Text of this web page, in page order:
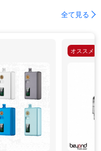
全て見る
オススメ